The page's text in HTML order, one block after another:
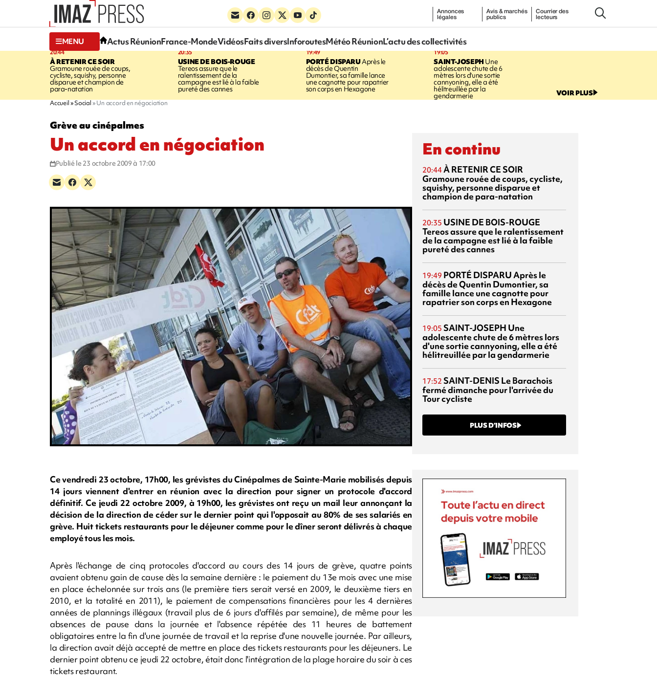
Annonces
légales
Avis & marchés
publics
Courrier des
lecteurs
MENU Actus RéunionFrance-MondeVidéosFaits diversInforoutesMétéo RéunionL’actu des collectivités
20:44
À RETENIR CE SOIR
Gramoune rouée de coups,
cycliste, squishy, personne
disparue et champion de
para-natation
20:35
USINE DE BOIS-ROUGE
Tereos assure que le
ralentissement de la
campagne est lié à la faible
pureté des cannes
19:49
PORTÉ DISPARUAprès le
décès de Quentin
Dumontier, sa famille lance
une cagnotte pour rapatrier
son corps en Hexagone
19:05
SAINT-JOSEPHUne
adolescente chute de 6
mètres lors d'une sortie
cannyoning, elle a été
hélitreuillée par la
gendarmerie VOIR PLUS
Accueil Social Un accord en négociation
Grève au cinépalmes
Un accord en négociation
Publié le 23 octobre 2009 à 17:00
Ce vendredi 23 octobre, 17h00, les grévistes du Cinépalmes de Sainte-Marie mobilisés depuis
14 jours viennent d'entrer en réunion avec la direction pour signer un protocole d'accord
définitif. Ce jeudi 22 octobre 2009, à 19h00, les grévistes ont reçu un mail leur annonçant la
décision de la direction de céder sur le dernier point qui l'opposait au 80% de ses salariés en
grève. Huit tickets restaurants pour le déjeuner comme pour le dîner seront délivrés à chaque
employé tous les mois.
Après l'échange de cinq protocoles d'accord au cours des 14 jours de grève, quatre points
avaient obtenu gain de cause dès la semaine dernière : le paiement du 13e mois avec une mise
en place échelonnée sur trois ans (le première tiers serait versé en 2009, le deuxième tiers en
2010, et la totalité en 2011), le paiement de compensations financières pour les 4 dernières
années de plannings illégaux (travail plus de 6 jours d'affilés par semaine), de même pour les
absences de pause dans la journée et l'absence répétée des 11 heures de battement
obligatoires entre la fin d'une journée de travail et la reprise d'une nouvelle journée. Par ailleurs,
la direction avait déjà accepté de mettre en place des tickets restaurants pour les déjeuners. Le
dernier point obtenu ce jeudi 22 octobre, était donc l'intégration de la plage horaire du soir à ces
tickets restaurant.
En continu
20:44À RETENIR CE SOIR
Gramoune rouée de coups, cycliste,
squishy, personne disparue et
champion de para-natation
20:35 USINE DE BOIS-ROUGE
Tereos assure que le ralentissement
de la campagne est lié à la faible
pureté des cannes
19:49 PORTÉ DISPARUAprès le
décès de Quentin Dumontier, sa
famille lance une cagnotte pour
rapatrier son corps en Hexagone
19:05 SAINT-JOSEPH Une
adolescente chute de 6 mètres lors
d'une sortie cannyoning, elle a été
hélitreuillée par la gendarmerie
17:52 SAINT-DENIS Le Barachois
fermé dimanche pour l'arrivée du
Tour cycliste
PLUS D’INFOS